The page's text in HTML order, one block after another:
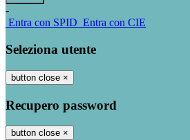
-
Entra con SPID Entra con CIE
Seleziona utente
button close ×
Recupero password
button close ×